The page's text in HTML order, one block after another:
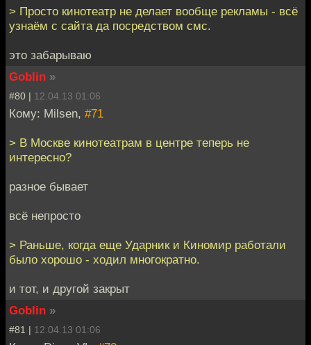
> Просто кинотеатр не делает вообще рекламы - всё
узнаём с сайта да посредством смс.
это забарываю
Goblin »
#80 | 12.04.13 01:06
Кому: Milsen, #71
> В Москве кинотеатрам в центре теперь не
интересно?
разное бывает
всё непросто
> Раньше, когда еще Ударник и Киномир работали
было хорошо - ходил многократно.
и тот, и другой закрыт
Goblin »
#81 | 12.04.13 01:06